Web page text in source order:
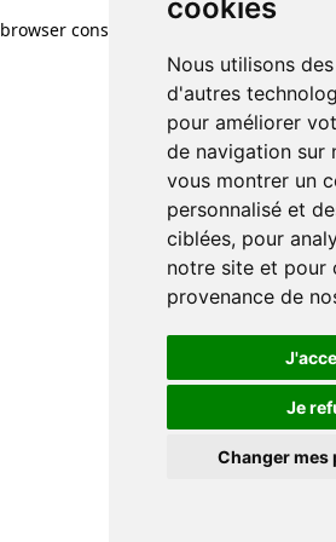
cookies
Nous utilisons
d'autres
pour améliorer
de navigation sur
vous montrer un
personnalisé et
ciblées, pour
notre site et pour
provenance de
Je
Changer mes
browser console for more information)